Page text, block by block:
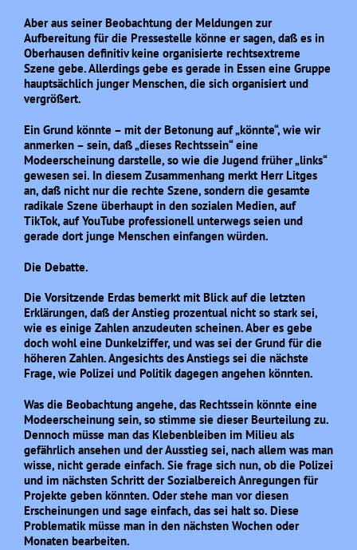
Aber aus seiner Beobachtung der Meldungen zur
Aufbereitung für die Pressestelle könne er sagen, daß es in
Oberhausen definitiv keine organisierte rechtsextreme
Szene gebe. Allerdings gebe es gerade in Essen eine Gruppe
hauptsächlich junger Menschen, die sich organisiert und
vergrößert.
Ein Grund könnte – mit der Betonung auf „könnte“, wie wir
anmerken – sein, daß „dieses Rechtssein“ eine
Modeerscheinung darstelle, so wie die Jugend früher „links“
gewesen sei. In diesem Zusammenhang merkt Herr Litges
an, daß nicht nur die rechte Szene, sondern die gesamte
radikale Szene überhaupt in den sozialen Medien, auf
TikTok, auf YouTube professionell unterwegs seien und
gerade dort junge Menschen einfangen würden.
Die Debatte.
Die Vorsitzende Erdas bemerkt mit Blick auf die letzten
Erklärungen, daß der Anstieg prozentual nicht so stark sei,
wie es einige Zahlen anzudeuten scheinen. Aber es gebe
doch wohl eine Dunkelziffer, und was sei der Grund für die
höheren Zahlen. Angesichts des Anstiegs sei die nächste
Frage, wie Polizei und Politik dagegen angehen könnten.
Was die Beobachtung angehe, das Rechtssein könnte eine
Modeerscheinung sein, so stimme sie dieser Beurteilung zu.
Dennoch müsse man das Klebenbleiben im Milieu als
gefährlich ansehen und der Ausstieg sei, nach allem was man
wisse, nicht gerade einfach. Sie frage sich nun, ob die Polizei
und im nächsten Schritt der Sozialbereich Anregungen für
Projekte geben könnten. Oder stehe man vor diesen
Erscheinungen und sage einfach, das sei halt so. Diese
Problematik müsse man in den nächsten Wochen oder
Monaten bearbeiten.